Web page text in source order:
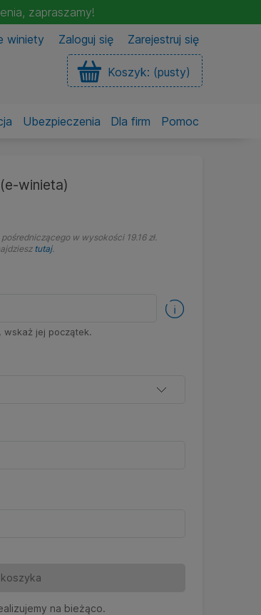
zapraszamy!
winiety
Zaloguj się Zarejestruj się
Koszyk: (pusty)
Ubezpieczenia Dla firm Pomoc
winieta)
w wysokości 19.16 zł.
tutaj.
wskaż jej początek.
na bieżąco.